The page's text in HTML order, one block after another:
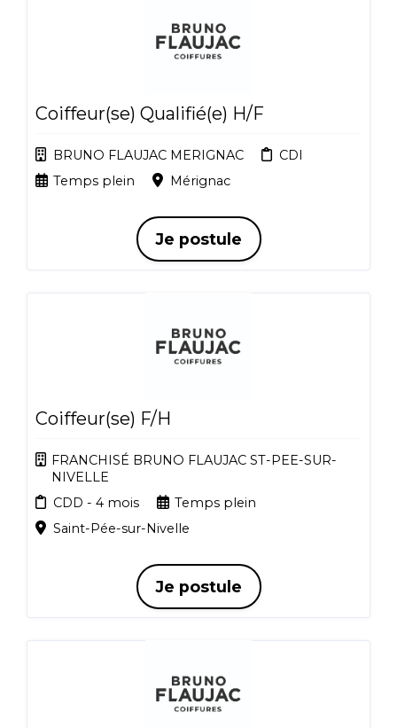
Coiffeur(se) Qualifié(e) H/F
BRUNO FLAUJAC MERIGNAC
CDI
Temps plein
Mérignac
Je postule
Coiffeur(se) F/H
FRANCHISÉ BRUNO FLAUJAC ST-PEE-SUR-
NIVELLE
CDD - 4 mois
Temps plein
Saint-Pée-sur-Nivelle
Je postule